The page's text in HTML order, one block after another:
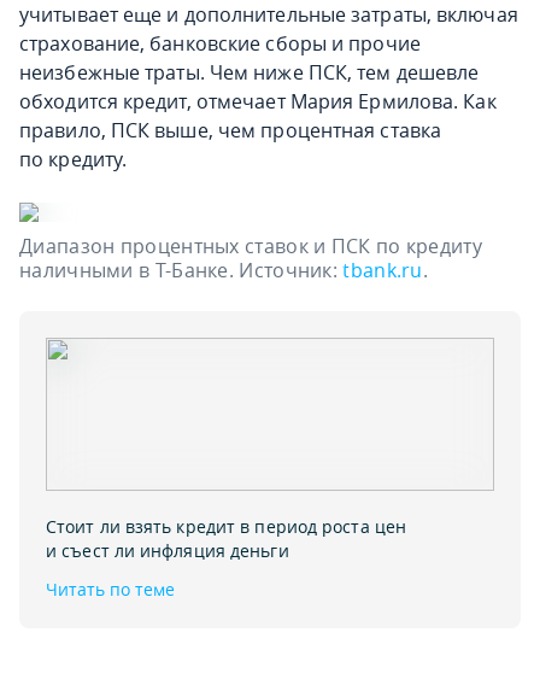
учитывает еще и дополнительные затраты, включая
страхование, банковские сборы и прочие
неизбежные траты. Чем ниже ПСК, тем дешевле
обходится кредит, отмечает Мария Ермилова. Как
правило, ПСК выше, чем процентная ставка
по кредиту.
Диапазон процентных ставок и ПСК по кредиту
наличными в Т-Банке. Источник:tbank.ru.
Стоит ли взять кредит в период роста цен
и съест ли инфляция деньги
Читать по теме